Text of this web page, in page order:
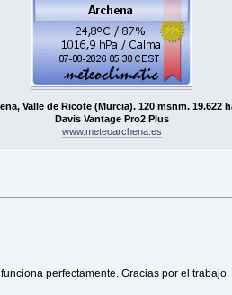
Valle de Ricote (Murcia). 120 msnm. 19.622
Davis Vantage Pro2 Plus
www.meteoarchena.es
perfectamente. Gracias por el